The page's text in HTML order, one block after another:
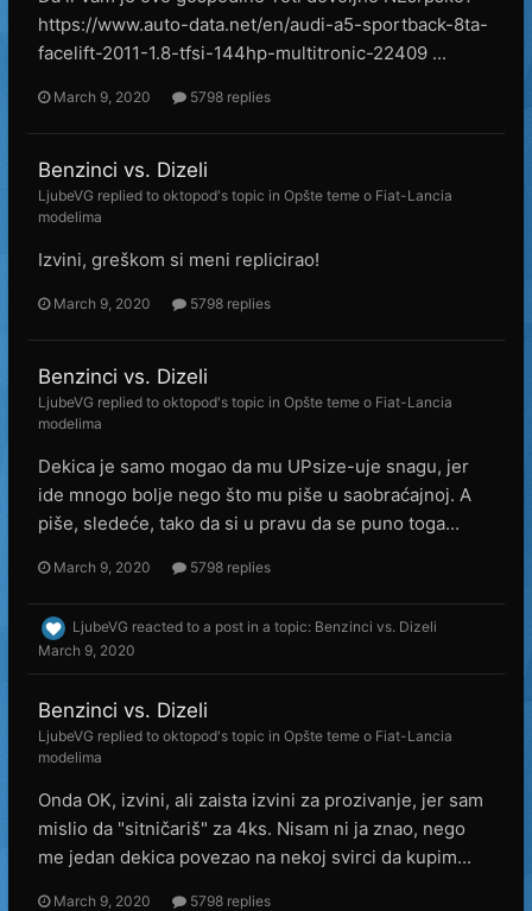
https://www.auto-data.net/en/audi-a5-sportback-8ta-
facelift-2011-1.8-tfsi-144hp-multitronic-22409 ...
March 9, 2020 5798 replies
Benzinci vs. Dizeli
LjubeVG replied to oktopod's topic in Opšte teme o Fiat-Lancia
modelima
Izvini, greškom si meni replicirao!
March 9, 2020 5798 replies
Benzinci vs. Dizeli
LjubeVG replied to oktopod's topic in Opšte teme o Fiat-Lancia
modelima
Dekica je samo mogao da mu UPsize-uje snagu, jer
ide mnogo bolje nego što mu piše u saobraćajnoj. A
piše, sledeće, tako da si u pravu da se puno toga...
March 9, 2020 5798 replies
LjubeVG reacted to a post in a topic: Benzinci vs. Dizeli
March 9, 2020
Benzinci vs. Dizeli
LjubeVG replied to oktopod's topic in Opšte teme o Fiat-Lancia
modelima
Onda OK, izvini, ali zaista izvini za prozivanje, jer sam
mislio da "sitničariš" za 4ks. Nisam ni ja znao, nego
me jedan dekica povezao na nekoj svirci da kupim...
March 9, 2020 5798 replies